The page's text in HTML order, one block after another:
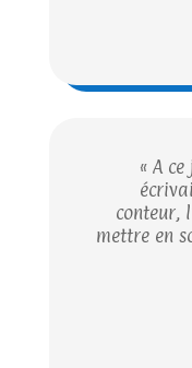
« A
conteur,
mettre en